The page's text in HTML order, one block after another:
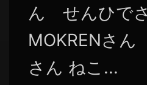
ん せんひで
MOKRENさ
さん ねこ...